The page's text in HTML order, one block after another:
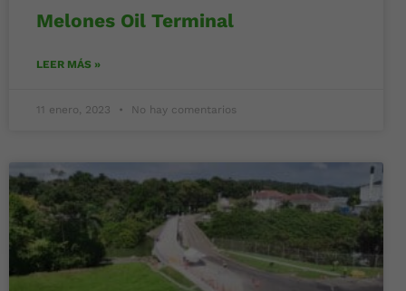
Melones Oil Terminal
LEER MÁS »
11 enero, 2023 No hay comentarios